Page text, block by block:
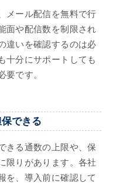
メール配信を無料で行
面や配信数を制限され
違いを確認するのは必
十分にサポートしても
要です。
できる
きる通数の上限や、保
限りがあります。各社
を、導入前に確認して